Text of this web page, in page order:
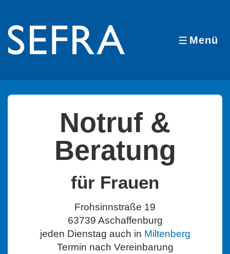
Inhalt
Menü
MENÜ
Notruf &
Beratung
für Frauen
Frohsinnstraße 19
63739 Aschaffenburg
jeden Dienstag auch in Miltenberg
Termin nach Vereinbarung